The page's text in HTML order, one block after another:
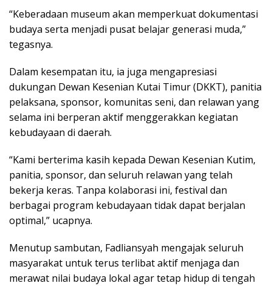
“Keberadaan museum akan memperkuat dokumentasi
budaya serta menjadi pusat belajar generasi muda,”
tegasnya.
Dalam kesempatan itu, ia juga mengapresiasi
dukungan Dewan Kesenian Kutai Timur (DKKT), panitia
pelaksana, sponsor, komunitas seni, dan relawan yang
selama ini berperan aktif menggerakkan kegiatan
kebudayaan di daerah.
“Kami berterima kasih kepada Dewan Kesenian Kutim,
panitia, sponsor, dan seluruh relawan yang telah
bekerja keras. Tanpa kolaborasi ini, festival dan
berbagai program kebudayaan tidak dapat berjalan
optimal,” ucapnya.
Menutup sambutan, Fadliansyah mengajak seluruh
masyarakat untuk terus terlibat aktif menjaga dan
merawat nilai budaya lokal agar tetap hidup di tengah